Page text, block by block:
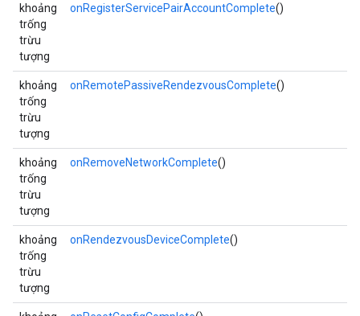
khoảng
trống
trừu
tượng
onRegisterServicePairAccountComplete()
khoảng
trống
trừu
tượng
onRemotePassiveRendezvousComplete()
khoảng
trống
trừu
tượng
onRemoveNetworkComplete()
khoảng
trống
trừu
tượng
onRendezvousDeviceComplete()